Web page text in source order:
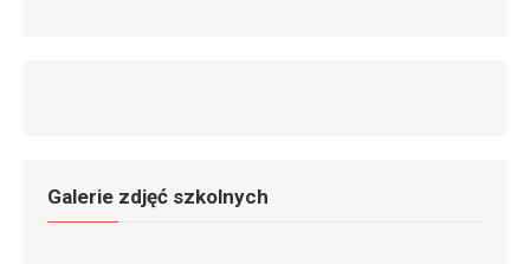
Galerie zdjęć szkolnych